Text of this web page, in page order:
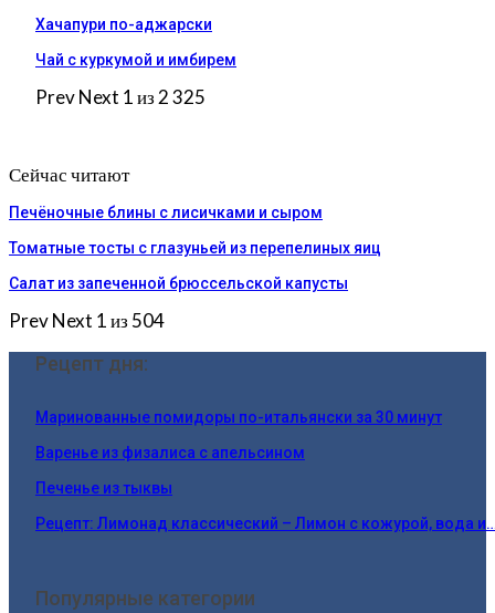
Хачапури по-аджарски
Чай с куркумой и имбирем
PrevNext 1 из 2 325
Сейчас читают
Печёночные блины с лисичками и сыром
Томатные тосты с глазуньей из перепелиных яиц
Салат из запеченной брюссельской капусты
PrevNext 1 из 504
Рецепт дня:
Маринованные помидоры по-итальянски за 30 минут
Варенье из физалиса с апельсином
Печенье из тыквы
Рецепт: Лимонад классический – Лимон с кожурой, вода
Популярные категории